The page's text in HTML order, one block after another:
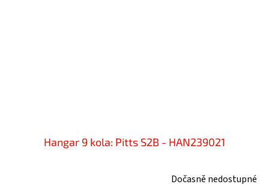
Hangar 9 kola: Pitts S2B - HAN239021
Dočasně nedostupné